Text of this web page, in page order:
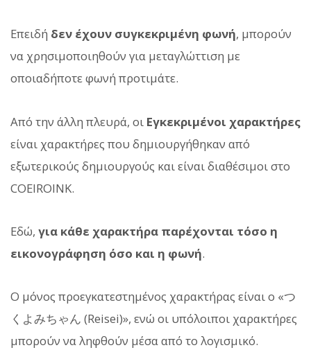
Επειδή δεν έχουν συγκεκριμένη φωνή, μπορούν
να χρησιμοποιηθούν για μεταγλώττιση με
οποιαδήποτε φωνή προτιμάτε.
Από την άλλη πλευρά, οι Εγκεκριμένοι χαρακτήρες
είναι χαρακτήρες που δημιουργήθηκαν από
εξωτερικούς δημιουργούς και είναι διαθέσιμοι στο
COEIROINK.
Εδώ, για κάθε χαρακτήρα παρέχονται τόσο η
εικονογράφηση όσο και η φωνή.
Ο μόνος προεγκατεστημένος χαρακτήρας είναι ο «つ
くよみちゃん (Reisei)», ενώ οι υπόλοιποι χαρακτήρες
μπορούν να ληφθούν μέσα από το λογισμικό.